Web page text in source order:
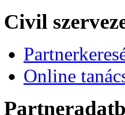
Civil
Online